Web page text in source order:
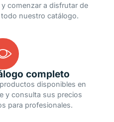
comenzar a disfrutar de
nuestro catálogo.
completo
disponibles en
y consulta sus precios
para profesionales.